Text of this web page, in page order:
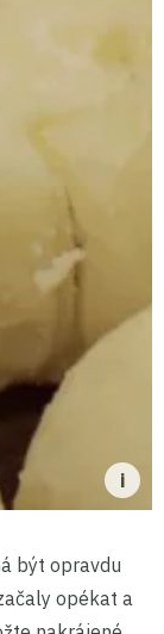
být opravdu
opékat a